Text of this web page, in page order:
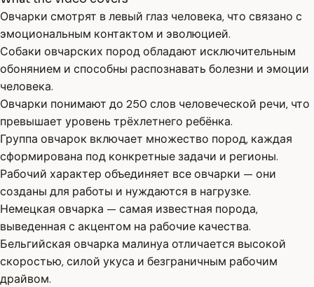
Овчарки смотрят в левый глаз человека, что связано с
эмоциональным контактом и эволюцией.
Собаки овчарских пород обладают исключительным
обонянием и способны распознавать болезни и эмоции
человека.
Овчарки понимают до 250 слов человеческой речи, что
превышает уровень трёхлетнего ребёнка.
Группа овчарок включает множество пород, каждая
сформирована под конкретные задачи и регионы.
Рабочий характер объединяет все овчарки — они
созданы для работы и нуждаются в нагрузке.
Немецкая овчарка — самая известная порода,
выведенная с акцентом на рабочие качества.
Бельгийская овчарка малинуа отличается высокой
скоростью, силой укуса и безграничным рабочим
драйвом.